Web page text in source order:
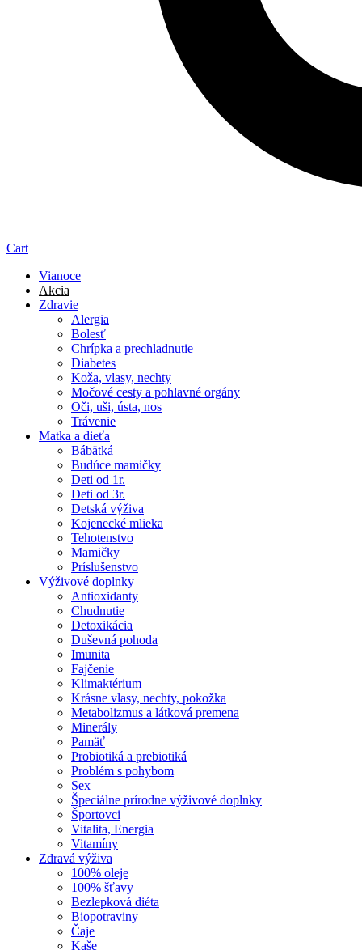
Cart
Vianoce
Akcia
Zdravie
Alergia
Bolesť
Chrípka a prechladnutie
Diabetes
Koža, vlasy, nechty
Močové cesty a pohlavné orgány
Oči, uši, ústa, nos
Trávenie
Matka a dieťa
Bábätká
Budúce mamičky
Deti od 1r.
Deti od 3r.
Detská výživa
Kojenecké mlieka
Tehotenstvo
Mamičky
Príslušenstvo
Výživové doplnky
Antioxidanty
Chudnutie
Detoxikácia
Duševná pohoda
Imunita
Fajčenie
Klimaktérium
Krásne vlasy, nechty, pokožka
Metabolizmus a látková premena
Minerály
Pamäť
Probiotiká a prebiotiká
Problém s pohybom
Sex
Špeciálne prírodne výživové doplnky
Športovci
Vitalita, Energia
Vitamíny
Zdravá výživa
100% oleje
100% šťavy
Bezlepková diéta
Biopotraviny
Čaje
Kaše